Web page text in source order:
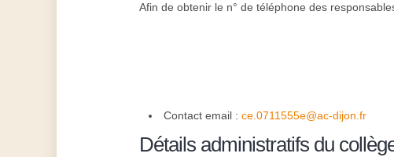
Afin de obtenir le n° de téléphone des
Contact email : ce.0711555e@ac-dijon.fr
Détails administratifs du